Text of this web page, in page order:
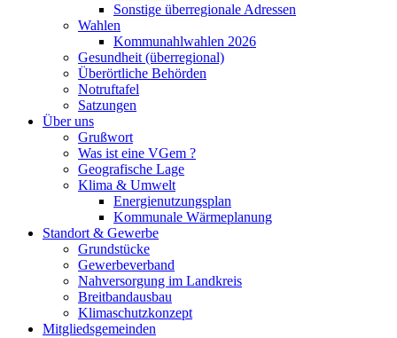
Sonstige überregionale Adressen
Wahlen
Kommunahlwahlen 2026
Gesundheit (überregional)
Überörtliche Behörden
Notruftafel
Satzungen
Über uns
Grußwort
Was ist eine VGem ?
Geografische Lage
Klima & Umwelt
Energienutzungsplan
Kommunale Wärmeplanung
Standort & Gewerbe
Grundstücke
Gewerbeverband
Nahversorgung im Landkreis
Breitbandausbau
Klimaschutzkonzept
Mitgliedsgemeinden